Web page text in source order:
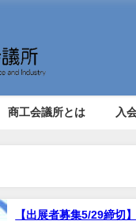
商工会議所とは 入
【出展者募集5/29締切